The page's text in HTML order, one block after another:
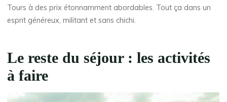
Tours à des prix étonnamment abordables. Tout ça dans un
esprit généreux, militant et sans chichi.
Le reste du séjour : les activités
à faire